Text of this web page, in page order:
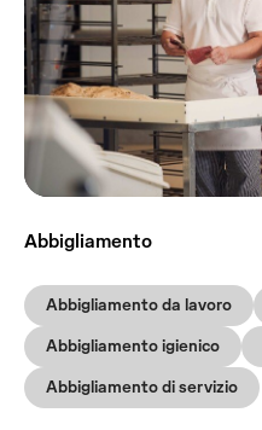
Abbigliamento
Abbigliamento da lavoro
Abbigliamento igienico
Abbigliamento di servizio